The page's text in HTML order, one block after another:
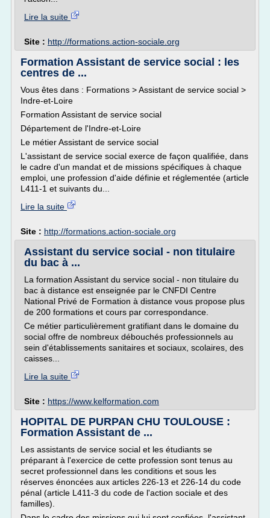
Lire la suite
Site : http://formations.action-sociale.org
Formation Assistant de service social : les
centres de ...
Vous êtes dans : Formations > Assistant de service social >
Indre-et-Loire
Formation Assistant de service social
Département de l'Indre-et-Loire
Le métier Assistant de service social
L'assistant de service social exerce de façon qualifiée, dans
le cadre d'un mandat et de missions spécifiques à chaque
emploi, une profession d'aide définie et réglementée (article
L411-1 et suivants du...
Lire la suite
Site : http://formations.action-sociale.org
Assistant du service social - non titulaire
du bac à ...
La formation Assistant du service social - non titulaire du
bac à distance est enseignée par le CNFDI Centre
National Privé de Formation à distance vous propose plus
de 200 formations et cours par correspondance.
Ce métier particulièrement gratifiant dans le domaine du
social offre de nombreux débouchés professionnels au
sein d'établissements sanitaires et sociaux, scolaires, des
caisses...
Lire la suite
Site : https://www.kelformation.com
HOPITAL DE PURPAN CHU TOULOUSE :
Formation Assistant de ...
Les assistants de service social et les étudiants se
préparant à l'exercice de cette profession sont tenus au
secret professionnel dans les conditions et sous les
réserves énoncées aux articles 226-13 et 226-14 du code
pénal (article L411-3 du code de l'action sociale et des
familles).